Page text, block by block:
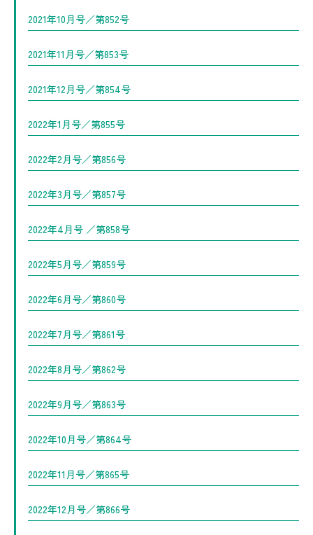
2021年10月号／第852号
2021年11月号／第853号
2021年12月号／第854号
2022年1月号／第855号
2022年2月号／第856号
2022年3月号／第857号
2022年4月号 ／第858号
2022年5月号／第859号
2022年6月号／第860号
2022年7月号／第861号
2022年8月号／第862号
2022年9月号／第863号
2022年10月号／第864号
2022年11月号／第865号
2022年12月号／第866号